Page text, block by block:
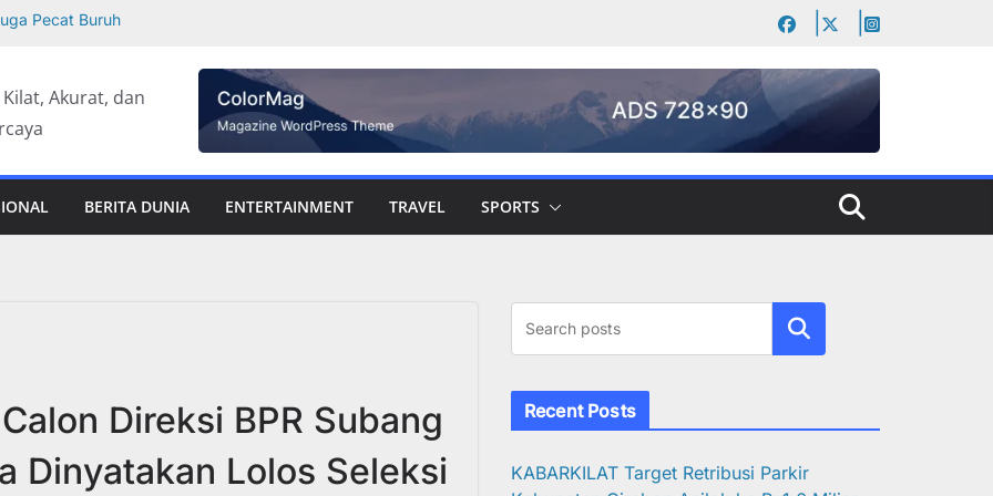
Pecat Buruh
Riil –
: Siswa SD
PAW
Pungli dan
Akurat, dan
BERITA DUNIA ENTERTAINMENT TRAVEL SPORTS
Direksi BPR Subang
Dinyatakan Lolos Seleksi
Cari
Recent Posts
KABARKILAT Target Retribusi Parkir